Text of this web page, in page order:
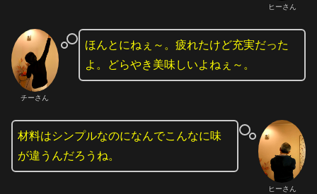
ヒーさん
チーさん
ほんとにねぇ～。疲れたけど充実だった
よ。どらやき美味しいよねぇ～。
ヒーさん
材料はシンプルなのになんでこんなに味
が違うんだろうね。